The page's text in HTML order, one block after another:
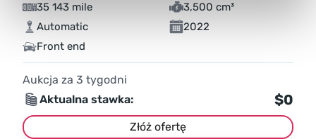
35 143 mile
3,500 cm³
Automatic
2022
Front end
Aukcja za 3 tygodni
Aktualna stawka:
$0
Złóż ofertę